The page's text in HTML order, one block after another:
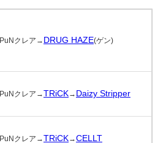
クレア→ DRUG HAZE(ゲン)
クレア→TRiCK→ Daizy Stripper
クレア→TRiCK→CELLT